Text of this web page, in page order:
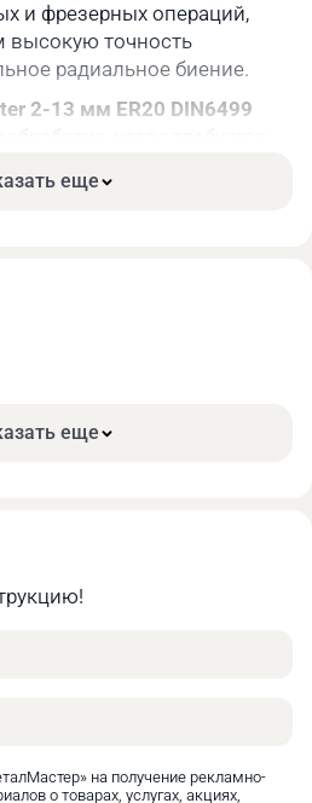
и фрезерных операций,
высокую точность
радиальное биение.
2-13 мм ER20 DIN6499
ER16 делают их
цанг Metal Master 2-13
биения;
применения ключей;
шт.);
еще
еще
на получение рекламно-
о товарах, услугах, акциях,